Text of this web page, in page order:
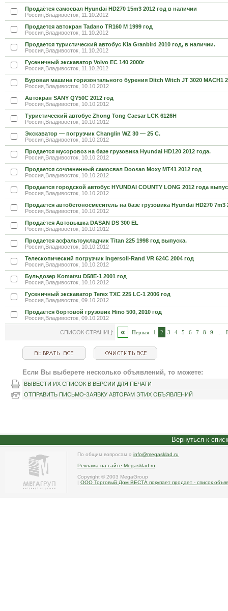
Продаётся самосвал Hyundai HD270 15m3 2012 год в наличии
Россия,Владивосток, 11.10.2012
Продается автокран Tadano TR160 M 1999 год
Россия,Владивосток, 11.10.2012
Продается туристический автобус Kia Granbird 2010 год, в наличии.
Россия,Владивосток, 11.10.2012
Гусеничный экскаватор Volvo EC 140 2000г
Россия,Владивосток, 11.10.2012
Буровая машина горизонтального бурения Ditch Witch JT 3020 MACH1
Россия,Владивосток, 10.10.2012
Автокран SANY QY50C 2012 год
Россия,Владивосток, 10.10.2012
Туристический автобус Zhong Tong Caesar LCK 6126H
Россия,Владивосток, 10.10.2012
Экскаватор — погрузчик Changlin WZ 30 — 25 C.
Россия,Владивосток, 10.10.2012
Продается мусоровоз на базе грузовика Hyundai HD120 2012 года.
Россия,Владивосток, 10.10.2012
Продается сочлененный самосвал Doosan Moxy MT41 2012 год
Россия,Владивосток, 10.10.2012
Продается городской автобус HYUNDAI COUNTY LONG 2012 года
Россия,Владивосток, 10.10.2012
Продается автобетоносмеситель на базе грузовика Hyundai HD270 7m3
Россия,Владивосток, 10.10.2012
Продаётся Автовышка DASAN DS 300 EL
Россия,Владивосток, 10.10.2012
Продается асфальтоукладчик Titan 225 1998 год выпуска.
Россия,Владивосток, 10.10.2012
Телескопический погрузчик Ingersoll-Rand VR 624C 2004 год
Россия,Владивосток, 10.10.2012
Бульдозер Komatsu D58E-1 2001 год
Россия,Владивосток, 10.10.2012
Гусеничный экскаватор Terex TXC 225 LC-1 2006 год
Россия,Владивосток, 09.10.2012
Продается бортовой грузовик Hino 500, 2010 год
Россия,Владивосток, 09.10.2012
СПИСОК СТРАНИЦ: « Первая 1 2 3 4 5 6 7 8 9
Если Вы выберете несколько объявлений, то можете:
ВЫВЕСТИ ИХ СПИСОК В ВЕРСИИ ДЛЯ ПЕЧАТИ
ОТПРАВИТЬ ПИСЬМО-ЗАЯВКУ АВТОРАМ ЭТИХ ОБЪЯВЛЕНИЙ
Вернуться к
По общим вопросам » info@megasklad.ru
Реклама на сайте Megasklad.ru
Copyright © 2003 MegaGroup
| ООО Торговый Дом ВЕСТА покупает продает - список